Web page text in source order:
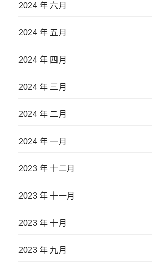
2024 年 六月
2024 年 五月
2024 年 四月
2024 年 三月
2024 年 二月
2024 年 一月
2023 年 十二月
2023 年 十一月
2023 年 十月
2023 年 九月